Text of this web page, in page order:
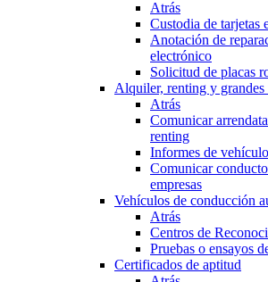
Atrás
Custodia de tarjetas
Anotación de
electrónico
Solicitud de placas
Alquiler, renting y grandes
Atrás
Comunicar
renting
Informes de
Comunicar
empresas
Vehículos de conducción
Atrás
Centros de
Pruebas o ensayos
Certificados de aptitud